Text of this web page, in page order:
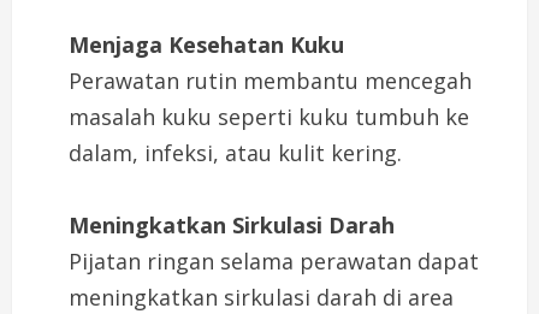
Menjaga Kesehatan Kuku
Perawatan rutin membantu mencegah
masalah kuku seperti kuku tumbuh ke
dalam, infeksi, atau kulit kering.
Meningkatkan Sirkulasi Darah
Pijatan ringan selama perawatan dapat
meningkatkan sirkulasi darah di area